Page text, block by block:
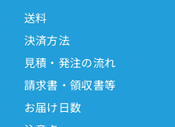
送料
決済方法
見積・発注の流れ
請求書・領収書等
お届け日数